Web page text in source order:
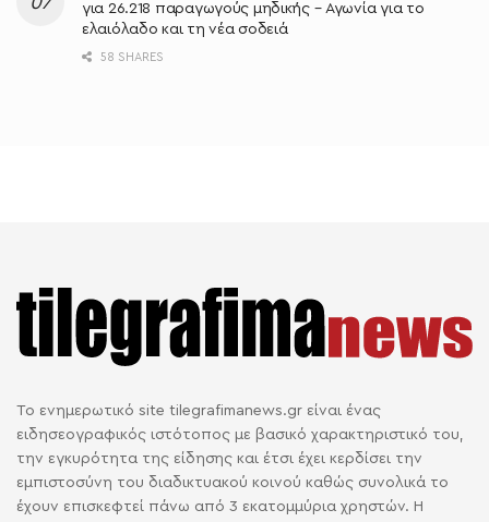
για 26.218 παραγωγούς μηδικής – Αγωνία για το
ελαιόλαδο και τη νέα σοδειά
58 SHARES
Το ενημερωτικό site tilegrafimanews.gr είναι ένας
ειδησεογραφικός ιστότοπος με βασικό χαρακτηριστικό του,
την εγκυρότητα της είδησης και έτσι έχει κερδίσει την
εμπιστοσύνη του διαδικτυακού κοινού καθώς συνολικά το
έχουν επισκεφτεί πάνω από 3 εκατομμύρια χρηστών. Η